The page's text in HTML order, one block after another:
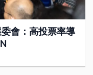
會：高投票率導